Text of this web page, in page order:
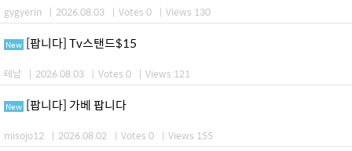
gygyerin | 2026.08.03 | Votes 0 | Views 130
New [팝니다] Tv스탠드$15
테남 | 2026.08.03 | Votes 0 | Views 121
New [팝니다] 가베 팝니다
misojo12 | 2026.08.02 | Votes 0 | Views 155